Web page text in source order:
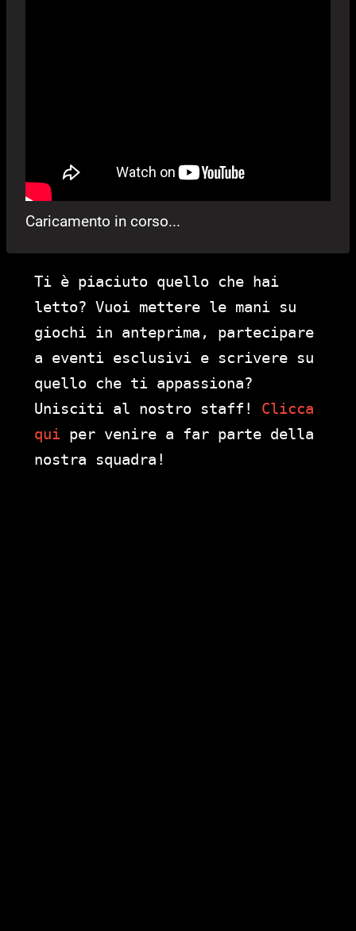
Caricamento in corso...
Ti è piaciuto quello che hai
letto? Vuoi mettere le mani su
giochi in anteprima, partecipare
a eventi esclusivi e scrivere su
quello che ti appassiona?
Unisciti al nostro staff! Clicca
qui per venire a far parte della
nostra squadra!